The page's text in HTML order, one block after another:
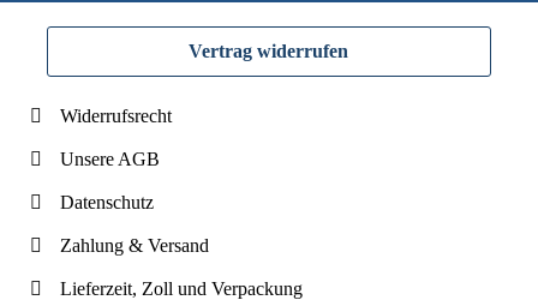
Vertrag widerrufen
Widerrufsrecht
Unsere AGB
Datenschutz
Zahlung & Versand
Lieferzeit, Zoll und Verpackung